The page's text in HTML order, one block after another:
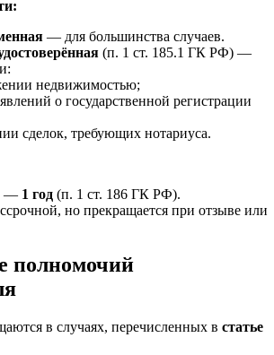
— для большинства случаев.
(п. 1 ст. 185.1 ГК РФ) —
недвижимостью;
о государственной регистрации
сделок, требующих нотариуса.
— 1 год (п. 1 ст. 186 ГК РФ).
но прекращается при отзыве или
полномочий
в случаях, перечисленных в статье